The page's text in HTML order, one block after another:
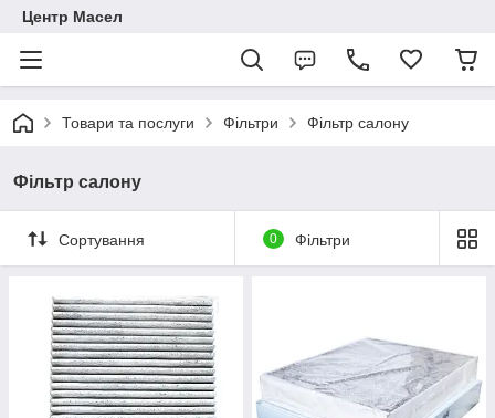
Центр Масел
Товари та послуги Фільтри Фільтр салону
Фільтр салону
Сортування 0 Фільтри